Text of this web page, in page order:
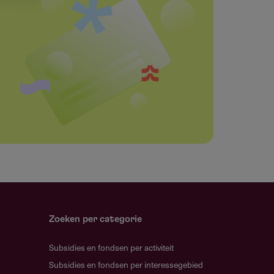
Zoeken per categorie
Subsidies en fondsen per activiteit
Subsidies en fondsen per interessegebied